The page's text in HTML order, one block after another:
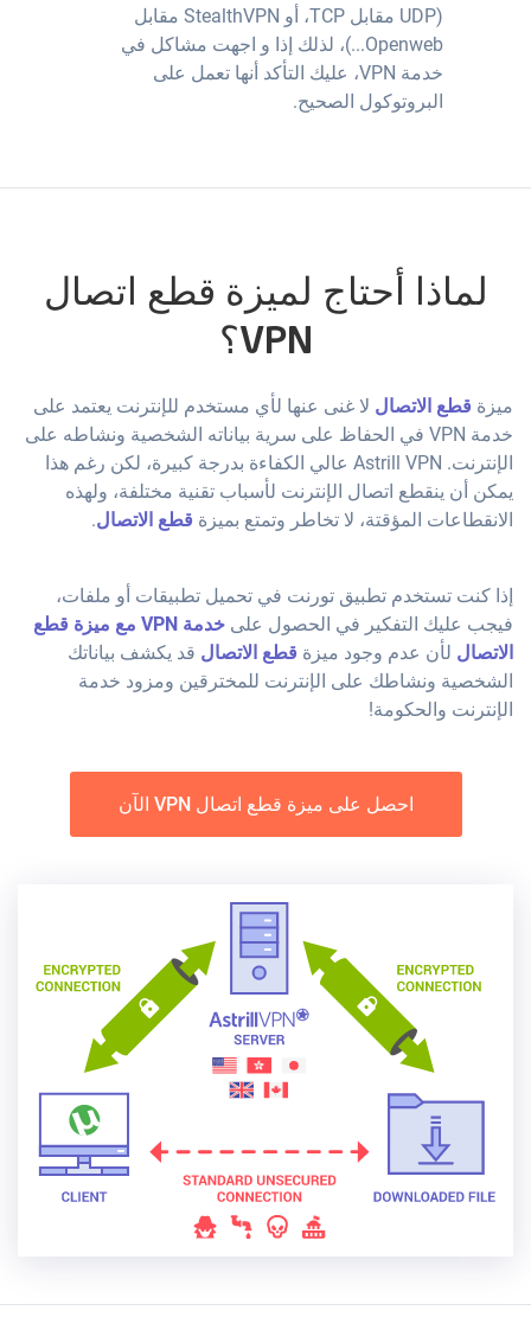
(UDP مقابل TCP، أو StealthVPN مقابل
Openweb...)، لذلك إذا و اجهت مشاكل في
خدمة VPN، عليك التأكد أنها تعمل على
البروتوكول الصحيح.
لماذا أحتاج لميزة قطع اتصال
VPN؟
ميزة قطع الاتصاللا غنى عنها لأي مستخدم للإنترنت يعتمد على
خدمة VPN في الحفاظ على سرية بياناته الشخصية ونشاطه على
الإنترنت. Astrill VPN عالي الكفاءة بدرجة كبيرة، لكن رغم هذا
يمكن أن ينقطع اتصال الإنترنت لأسباب تقنية مختلفة، ولهذه
الانقطاعات المؤقتة، لا تخاطر وتمتع بميزة قطع الاتصال.
إذا كنت تستخدم تطبيق تورنت في تحميل تطبيقات أو ملفات،
فيجب عليك التفكير في الحصول على
خدمة VPN مع ميزة قطع
الاتصاللأن عدم وجود ميزة قطع الاتصالقد يكشف بياناتك
الشخصية ونشاطك على الإنترنت للمخترقين ومزود خدمة
الإنترنت والحكومة!
احصل على ميزة قطع اتصال VPN الآن